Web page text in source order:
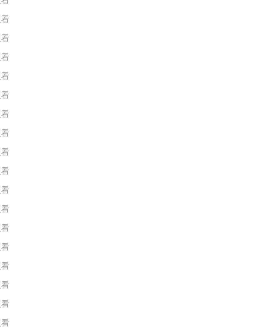
看
看
看
看
看
看
看
看
看
看
看
看
看
看
看
看
看